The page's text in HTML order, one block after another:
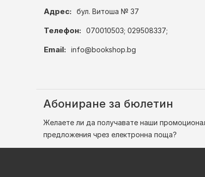
Адрес: бул. Витоша № 37
Телефон: 070010503; 029508337;
Email: info@bookshop.bg
Абониране за бюлетин
Желаете ли да получавате наши
предложения чрез електронна поща?